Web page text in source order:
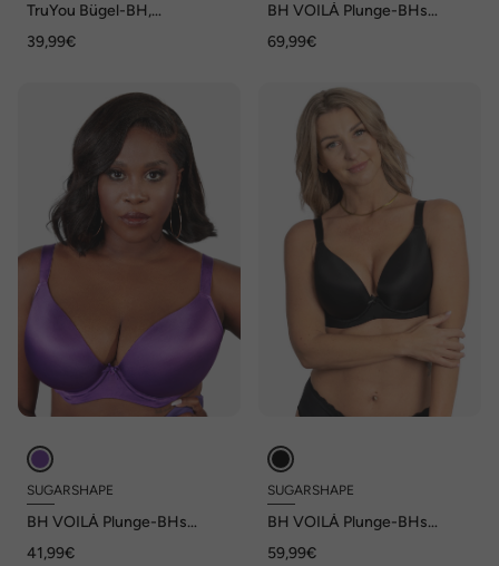
TruYou Bügel-BH,
39,99€
BH VOILÀ Plunge-BHs
Shirt-BHs
69,99€
SUGARSHAPE
BH VOILÀ Plunge-BHs
Shirt-BHs
41,99€
SUGARSHAPE
BH VOILÀ Plunge-BHs
Shirt-BHs
59,99€